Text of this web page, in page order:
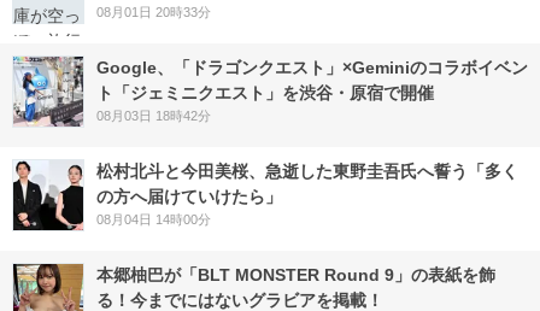
08月01日 20時33分
Google、「ドラゴンクエスト」×Geminiのコラボイベン
ト「ジェミニクエスト」を渋谷・原宿で開催
08月03日 18時42分
松村北斗と今田美桜、急逝した東野圭吾氏へ誓う「多く
の方へ届けていけたら」
08月04日 14時00分
本郷柚巴が「BLT MONSTER Round 9」の表紙を飾
る！今までにはないグラビアを掲載！